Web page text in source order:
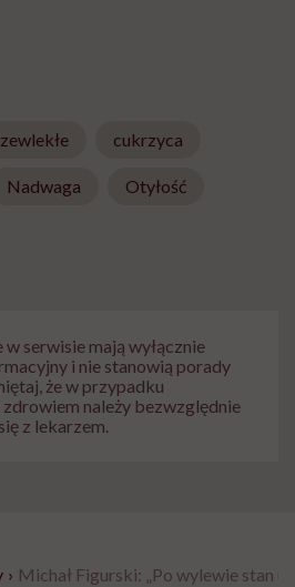
cukrzyca
Nadwaga Otyłość
serwisie mają wyłącznie
i nie stanowią porady
że w przypadku
należy bezwzględnie
z lekarzem.
› Michał Figurski: „Po wylewie stan